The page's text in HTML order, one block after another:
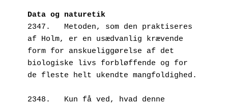
Data og naturetik
2347.   Metoden, som den praktiseres
af Holm, er en usædvanlig krævende
form for anskueliggørelse af det
biologiske livs forbløffende og for
2348.   Kun få ved, hvad denne